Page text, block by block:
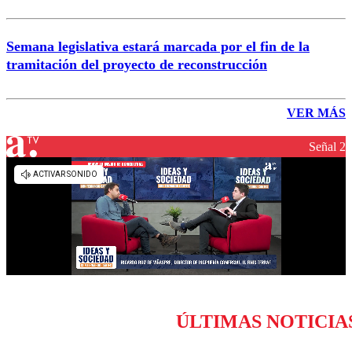
Semana legislativa estará marcada por el fin de la
tramitación del proyecto de reconstrucción
VER MÁS
Señal 2
ÚLTIMAS